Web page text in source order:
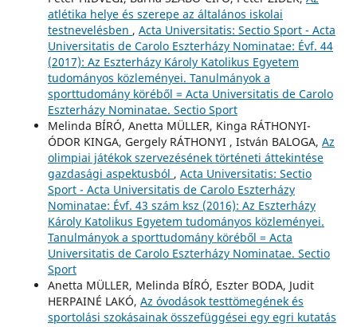
atlétika helye és szerepe az általános iskolai
testnevelésben , Acta Universitatis: Sectio Sport - Acta
Universitatis de Carolo Eszterházy Nominatae: Évf. 44
(2017): Az Eszterházy Károly Katolikus Egyetem
tudományos közleményei. Tanulmányok a
sporttudomány köréből = Acta Universitatis de Carolo
Eszterházy Nominatae. Sectio Sport
Melinda BÍRÓ, Anetta MÜLLER, Kinga RÁTHONYI-
ÓDOR KINGA, Gergely RÁTHONYI , István BALOGA, Az
olimpiai játékok szervezésének történeti áttekintése
gazdasági aspektusból , Acta Universitatis: Sectio
Sport - Acta Universitatis de Carolo Eszterházy
Nominatae: Évf. 43 szám ksz (2016): Az Eszterházy
Károly Katolikus Egyetem tudományos közleményei.
Tanulmányok a sporttudomány köréből = Acta
Universitatis de Carolo Eszterházy Nominatae. Sectio
Sport
Anetta MÜLLER, Melinda BÍRÓ, Eszter BODA, Judit
HERPAINÉ LAKÓ, Az óvodások testtömegének és
sportolási szokásainak összefüggései egy egri kutatás